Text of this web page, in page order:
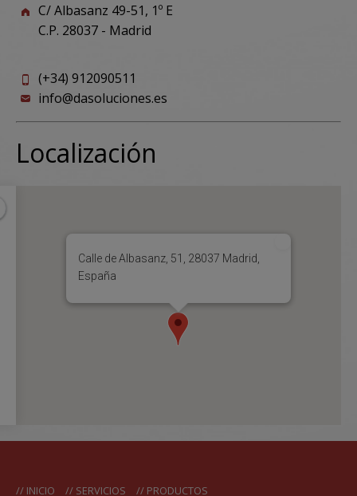
C/ Albasanz 49-51, 1º E
C.P. 28037 - Madrid
(+34) 912090511
info@dasoluciones.es
Localización
Calle de Albasanz, 51, 28037 Madrid,
España
INICIO SERVICIOS PRODUCTOS